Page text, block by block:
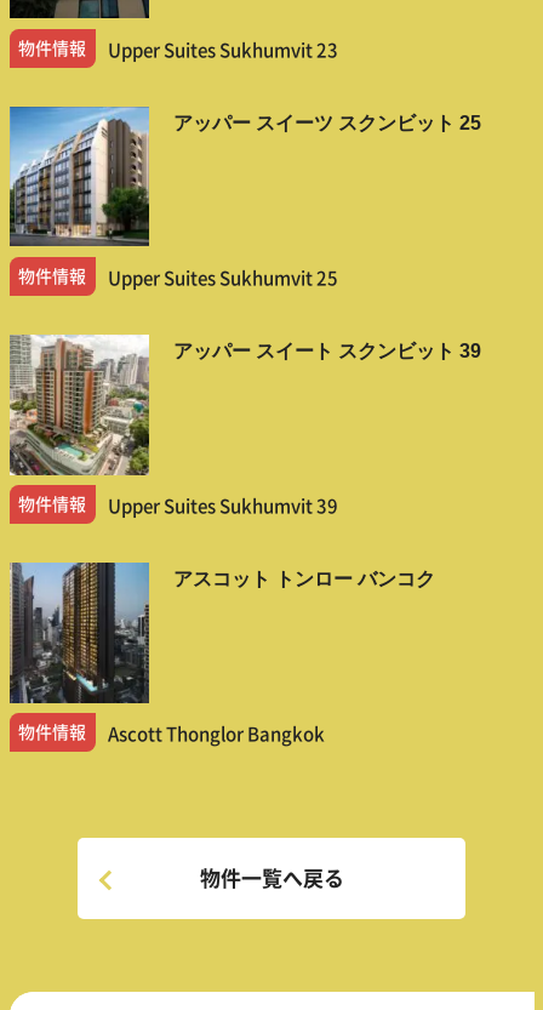
物件情報 Upper Suites Sukhumvit 23
アッパー スイーツ スクンビット 25
物件情報 Upper Suites Sukhumvit 25
アッパー スイート スクンビット 39
物件情報 Upper Suites Sukhumvit 39
アスコット トンロー バンコク
物件情報 Ascott Thonglor Bangkok
物件一覧へ戻る